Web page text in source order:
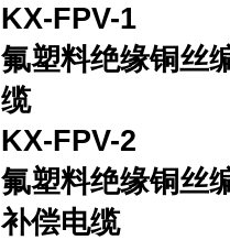
KX-FPV-1
氟塑料绝缘铜丝
缆
KX-FPV-2
氟塑料绝缘铜丝
补偿电缆